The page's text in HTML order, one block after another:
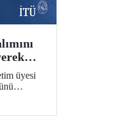
üyesi
ve